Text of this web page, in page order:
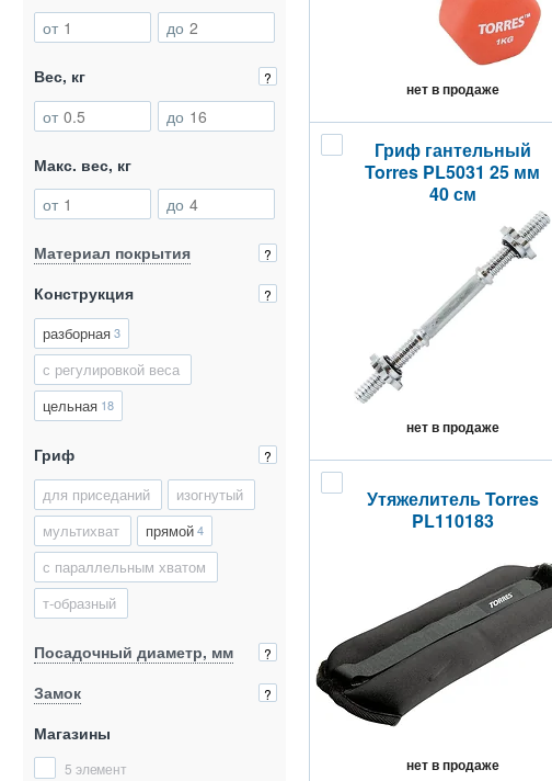
нет в продаже
Гриф гантельный
Torres PL5031 25 мм
40 см
нет в продаже
Утяжелитель Torres
PL110183
нет в продаже
от до
Вес, кг ?
от до
Макс. вес, кг
от
до
Материал покрытия ?
Конструкция ?
разборная3
с регулировкой веса
цельная 18
Гриф ?
для приседаний
изогнутый
мультихват
прямой4
с параллельным хватом
т-образный
Посадочный диаметр, мм ?
Замок ?
Магазины
5 элемент